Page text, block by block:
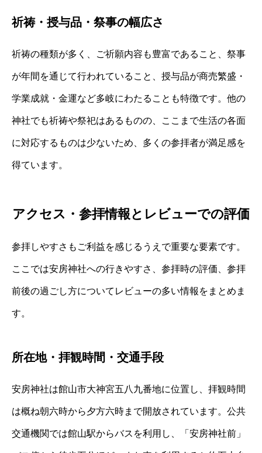
祈祷・授与品・祭事の幅広さ
祈祷の種類が多く、ご祈願内容も豊富であること、祭事
が年間を通じて行われていること、授与品が商売繁盛・
学業成就・金運など多岐にわたることも特徴です。他の
神社でも祈祷や祭祀はあるものの、ここまで生活の各面
に対応するものは少ないため、多くの参拝者が満足感を
得ています。
アクセス・参拝情報とレビューでの評価
参拝しやすさもご利益を感じるうえで重要な要素です。
ここでは安房神社への行きやすさ、参拝時の評価、参拝
前後の過ごし方についてレビューの多い情報をまとめま
す。
所在地・拝観時間・交通手段
安房神社は館山市大神宮五八九番地に位置し、拝観時間
は概ね朝六時から夕方六時まで開放されています。公共
交通機関では館山駅からバスを利用し、「安房神社前」